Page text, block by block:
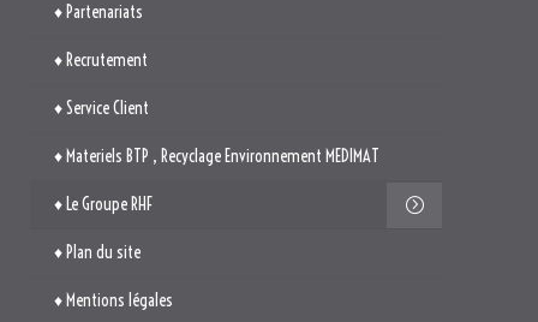
♦ Partenariats
♦ Recrutement
♦ Service Client
♦ Materiels BTP , Recyclage Environnement MEDIMAT
♦ Le Groupe RHF
♦ Plan du site
♦ Mentions légales